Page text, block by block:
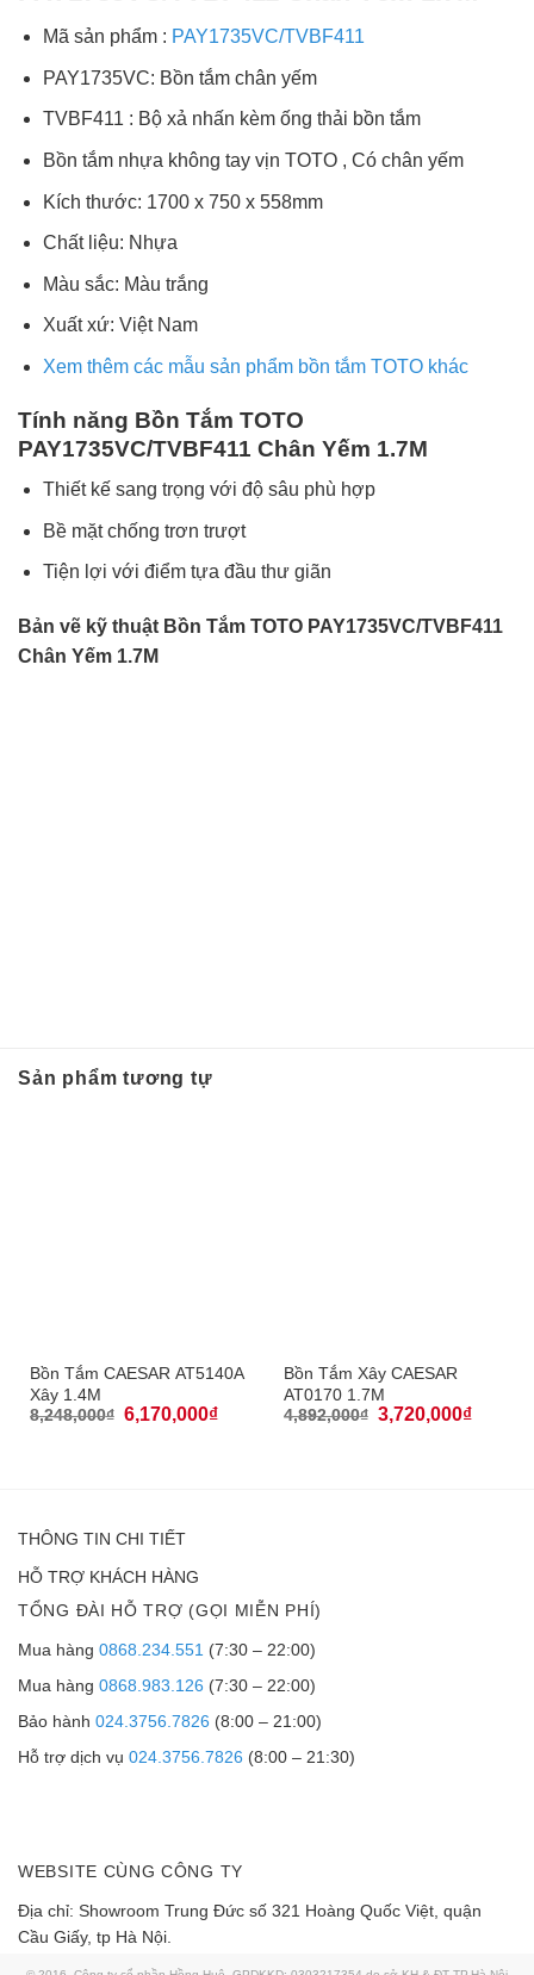
Mã sản phẩm : PAY1735VC/TVBF411
PAY1735VC: Bồn tắm chân yếm
TVBF411 : Bộ xả nhấn kèm ống thải bồn tắm
Bồn tắm nhựa không tay vịn TOTO , Có chân yếm
Kích thước: 1700 x 750 x 558mm
Chất liệu: Nhựa
Màu sắc: Màu trắng
Xuất xứ: Việt Nam
Xem thêm các mẫu sản phẩm bồn tắm TOTO khác
Tính năng Bồn Tắm TOTO
PAY1735VC/TVBF411 Chân Yếm 1.7M
Thiết kế sang trọng với độ sâu phù hợp
Bề mặt chống trơn trượt
Tiện lợi với điểm tựa đầu thư giãn
Bản vẽ kỹ thuật Bồn Tắm TOTO PAY1735VC/TVBF411
Chân Yếm 1.7M
Sản phẩm tương tự
Bồn Tắm CAESAR AT5140A
Xây 1.4M
8,248,000₫ 6,170,000₫
Bồn Tắm Xây CAESAR
AT0170 1.7M
4,892,000₫ 3,720,000₫
THÔNG TIN CHI TIẾT
HỖ TRỢ KHÁCH HÀNG
TỔNG ĐÀI HỖ TRỢ (GỌI MIỄN PHÍ)
Mua hàng 0868.234.551 (7:30 – 22:00)
Mua hàng 0868.983.126 (7:30 – 22:00)
Bảo hành 024.3756.7826 (8:00 – 21:00)
Hỗ trợ dịch vụ 024.3756.7826 (8:00 – 21:30)
WEBSITE CÙNG CÔNG TY
Địa chỉ: Showroom Trung Đức số 321 Hoàng Quốc Việt, quận
Cầu Giấy, tp Hà Nội.